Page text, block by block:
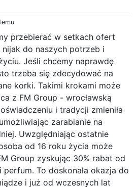
przebierać w setkach ofert
do naszych potrzeb i
Jeśli chcemy naprawdę
trzeba się zdecydować na
korki. Takimi krokami może
z FM Group - wrocławską
i tradycji zmieniła
zarabianie na
Uwzględniając ostatnie
od 16 roku życia może
Group zyskując 30% rabat od
To doskonała okazja do
i już od wczesnych lat